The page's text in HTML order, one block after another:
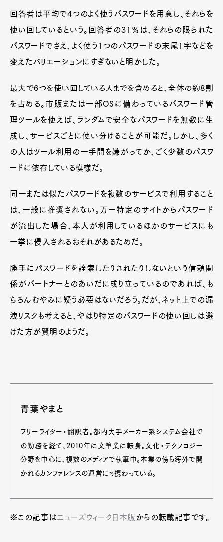
回答者は平均で4つのよく使うパスワードを用意し、それらを
使い回しているという。回答者の31％は、それらの限られた
パスワードでさえ、よく使う1つのパスワードの末尾1字などを
変えたバリエーションにすぎないと明かした。
最大で6つを使い回している人までを含めると、全体の約8割
を占める。市販または一部OSに備わっているパスワード管
理ツールを使えば、ランダムで安全なパスワードを無数に生
成し、サービスごとに使い分けることが可能だ。しかし、多く
の人はツール利用の一手間を嫌がってか、ごく少数のパスワ
ードに依存している模様だ。
同一または似たパスワードを複数のサービスで利用すること
は、一般に推奨されない。万一特定のサイトからパスワード
が流出した場合、本人が利用しているほかのサービスにも
一挙に侵入されるおそれがあるためだ。
勝手にパスワードを詮索したりされたりしないという信頼関
係がパートナーとのあいだに成り立っているのであれば、も
ちろんむやみに疑う必要はないだろう。だが、ネット上での漏
洩リスクも考えると、やはり特定のパスワードの使い回しは避
けた方が賢明のようだ。
青葉やまと
フリーライター・翻訳者。都内大手メーカー系システム会社で
の勤務を経て、2010年に文筆業に転身。文化・テクノロジー
分野を中心に、複数のメディアで執筆中。本業の傍ら海外で開
かれるカンファレンスの運営にも携わっている。
※この記事はニューズウィーク日本版 からの転載記事です。